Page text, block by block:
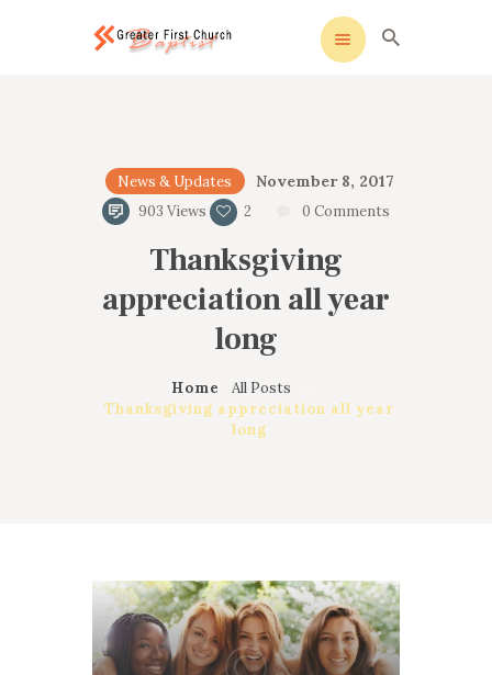
köpa windows 10
News & Updates November 8, 2017
903 Views 2 0 Comments
Thanksgiving
appreciation all year
long
Home All Posts
Thanksgiving appreciation all year
long
HOME
ALL ABOUT US
OUR PASTOR
MINISTRIES
CONTACT US